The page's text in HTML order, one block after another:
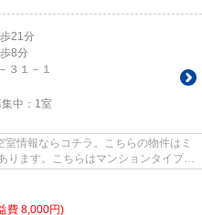
21分
8分
３１－１
中： 1室
情報ならコチラ。こちらの物件はミ
ります。こちらはマンションタイプに
費 8,000円)